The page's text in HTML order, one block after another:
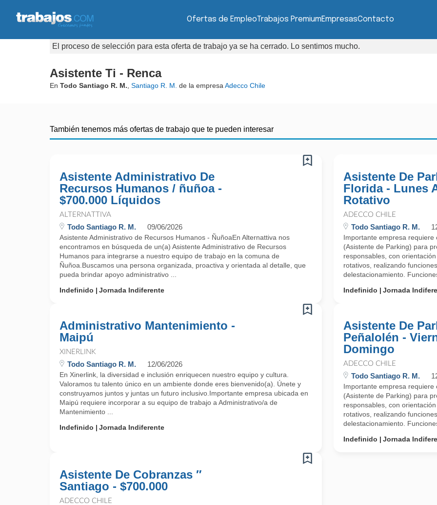
Ofertas de EmpleoTrabajos PremiumEmpresasContacto
El proceso de selección para esta oferta de trabajo ya se ha cerrado. Lo sentimos mucho.
Asistente Ti - Renca
En Todo Santiago R. M. Santiago R. M. de la empresa Adecco Chile
También tenemos más ofertas de trabajo que te pueden interesar
Asistente Administrativo De
Recursos Humanos / ñuñoa -
$700.000 Líquidos
ALTERNATTIVA
Todo Santiago R. M. 09/06/2026
Asistente Administrativo de Recursos Humanos - ÑuñoaEn Alternattiva nos
encontramos en búsqueda de un(a) Asistente Administrativo de Recursos
Humanos para integrarse a nuestro equipo de trabajo en la comuna de
Ñuñoa.Buscamos una persona organizada, proactiva y orientada al detalle, que
pueda brindar apoyo administrativo ...
Indefinido
Jornada Indiferente
Asistente De
Florida - Lunes
Rotativo
ADECCO CHILE
Todo Santiago R. M.
Importante empresa
(Asistente de Parking) para
responsables, con
rotativos, realizando
delestacionamiento.
Indefinido
Jornada
Administrativo Mantenimiento -
Maipú
XINERLINK
Todo Santiago R. M. 12/06/2026
En Xinerlink, la diversidad e inclusión enriquecen nuestro equipo y cultura.
Valoramos tu talento único en un ambiente donde eres bienvenido(a). Únete y
construyamos juntos y juntas un futuro inclusivo.Importante empresa ubicada en
Maipú requiere incorporar a su equipo de trabajo a Administrativo/a de
Mantenimiento ...
Indefinido
Jornada Indiferente
Asistente De
Peñalolén -
Domingo
ADECCO CHILE
Todo Santiago R. M.
Importante empresa
(Asistente de Parking) para
responsables, con
rotativos, realizando
delestacionamiento.
Indefinido
Jornada
Asistente De Cobranzas ″
Santiago - $700.000
ADECCO CHILE